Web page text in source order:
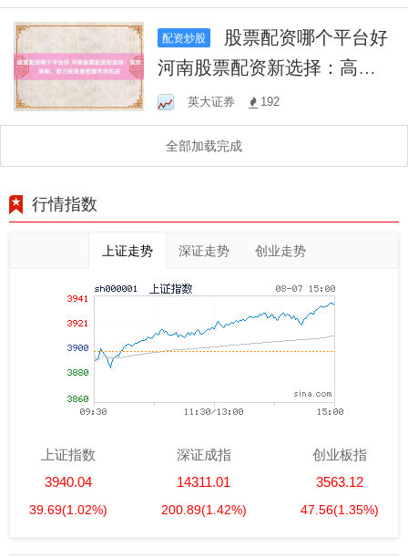
配资炒股
河南股票配资新选择：高效
策略，助力投资者把握市场
机遇
英大证券 192
全部加载完成
行情指数
上证走势 深证走势 创业走势
上证指数
3940.04
39.69(1.02%)
深证成指
14311.01
200.89(1.42%)
创业板指
3563.12
47.56(1.35%)